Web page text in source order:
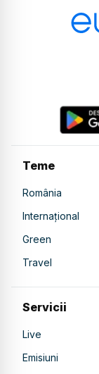
Teme
România
Internațional
Green
Travel
Servicii
Live
Emisiuni